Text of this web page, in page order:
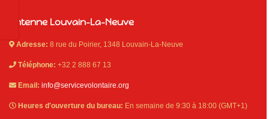
Antenne Louvain-La-Neuve
Adresse: 8 rue du Poirier, 1348 Louvain-La-Neuve
Téléphone: +32 2 888 67 13
Email: info@servicevolontaire.org
Heures d'ouverture du bureau: En semaine de 9:30 à 18:00 (GMT+1)